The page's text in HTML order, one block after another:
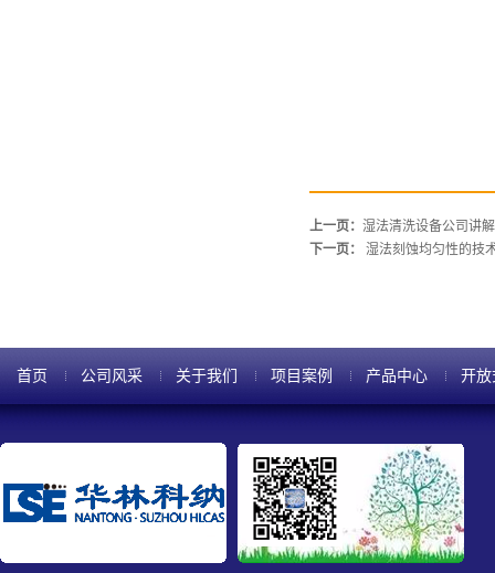
上一页： 湿法清洗设备公司讲
下一页：
湿法刻蚀均匀性的技
首页 公司风采 关于我们 项目案例 产品中心 开放